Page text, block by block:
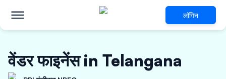
लॉगिन
वेंडर फाइनेंस in Telangana